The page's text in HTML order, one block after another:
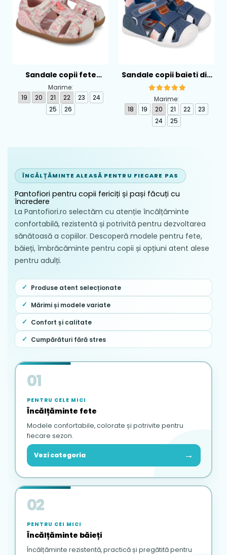
Sandale copii fete
calapod lat din textil
Biomecanics, Roz -
262193-A103
Marime:
19
20 21 22 23
24
25
26
Sandale copii baieti din
piele Biomecanics,
Albastru - 262124-A556
Marime:
18
19 20 21 22
23
24
25
ÎNCĂLȚĂMINTE ALEASĂ PENTRU FIECARE PAS
Pantofiori pentru copii fericiți și pași făcuți cu
încredere
La Pantofiori.ro selectăm cu atenție încălțăminte
confortabilă, rezistentă și potrivită pentru dezvoltarea
sănătoasă a copiilor. Descoperă modele pentru fete,
băieți, îmbrăcăminte pentru copii și opțiuni atent alese
pentru adulți.
Produse atent selecționate
Mărimi și modele variate
Confort și calitate
Cumpărături fără stres
01
PENTRU CELE MICI
Încălțăminte fete
Modele confortabile, colorate și potrivite pentru
fiecare sezon.
Vezi categoria →
02
PENTRU CEI MICI
Încălțăminte băieți
Încălțăminte rezistentă, practică și pregătită pentru